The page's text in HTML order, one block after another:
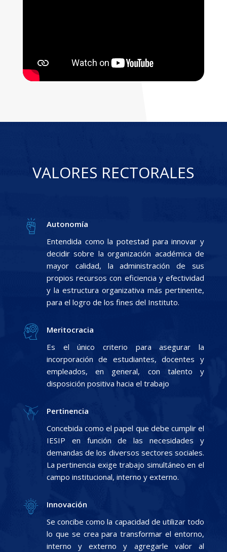
VALORES RECTORALES
Autonomía
Entendida como la potestad para innovar y
decidir sobre la organización académica de
mayor calidad, la administración de sus
propios recursos con eficiencia y efectividad
y la estructura organizativa más pertinente,
para el logro de los fines del Instituto.
Meritocracia
Es el único criterio para asegurar la
incorporación de estudiantes, docentes y
empleados, en general, con talento y
disposición positiva hacia el trabajo
Pertinencia
Concebida como el papel que debe cumplir el
IESIP en función de las necesidades y
demandas de los diversos sectores sociales.
La pertinencia exige trabajo simultáneo en el
campo institucional, interno y externo.
Innovación
Se concibe como la capacidad de utilizar todo
lo que se crea para transformar el entorno,
interno y externo y agregarle valor al